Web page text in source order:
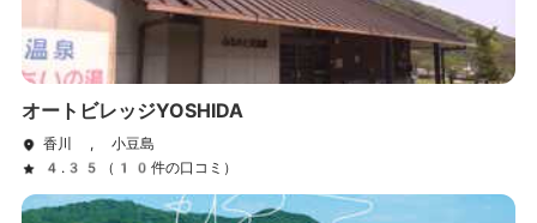
オートビレッジYOSHIDA
香川 , 小豆島
4.35（10件の口コミ）